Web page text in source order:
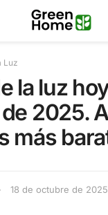
Luz
la luz
2025.
más
18 de octubre de 2025